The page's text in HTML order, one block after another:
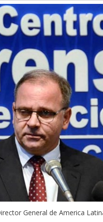
General de America